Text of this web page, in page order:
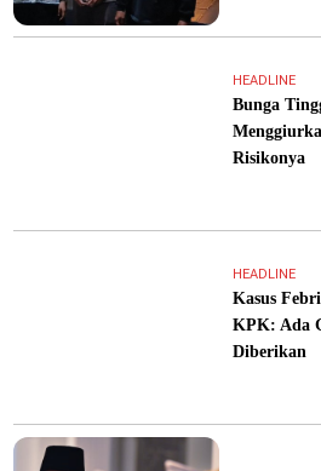
HEADLINE
Bunga
Risikonya
HEADLINE
Kasus
KPK: Ada
Diberikan